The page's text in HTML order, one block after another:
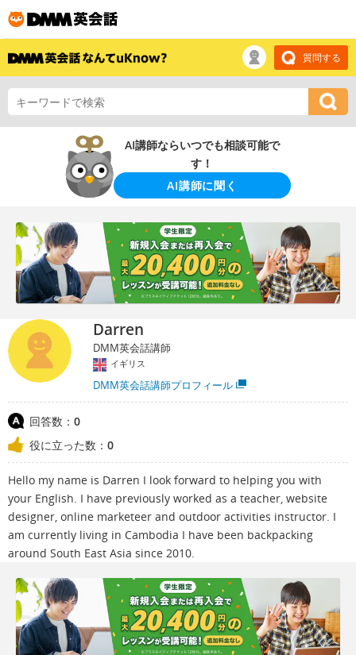
質問する
AI講師ならいつでも相談可能で
す！
AI講師に聞く
Darren
DMM英会話講師
イギリス
DMM英会話講師プロフィール
回答数： 0
役に立った数： 0
Hello my name is Darren I look forward to helping you with
your English. I have previously worked as a teacher, website
designer, online marketeer and outdoor activities instructor. I
am currently living in Cambodia I have been backpacking
around South East Asia since 2010.